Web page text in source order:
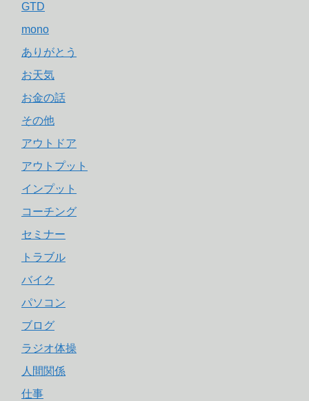
GTD
mono
ありがとう
お天気
お金の話
その他
アウトドア
アウトプット
インプット
コーチング
セミナー
トラブル
バイク
パソコン
ブログ
ラジオ体操
人間関係
仕事